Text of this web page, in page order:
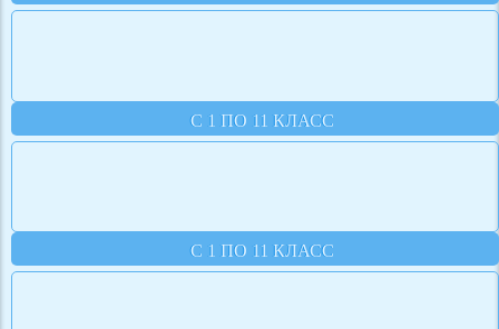
С 1 ПО 11 КЛАСС
С 1 ПО 11 КЛАСС